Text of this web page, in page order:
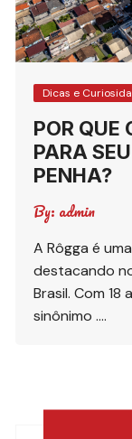
Dicas e
POR QUE
PARA
PENHA?
By: admin
A Rôgga é
destacando
Brasil. Com 18
sinônimo ….